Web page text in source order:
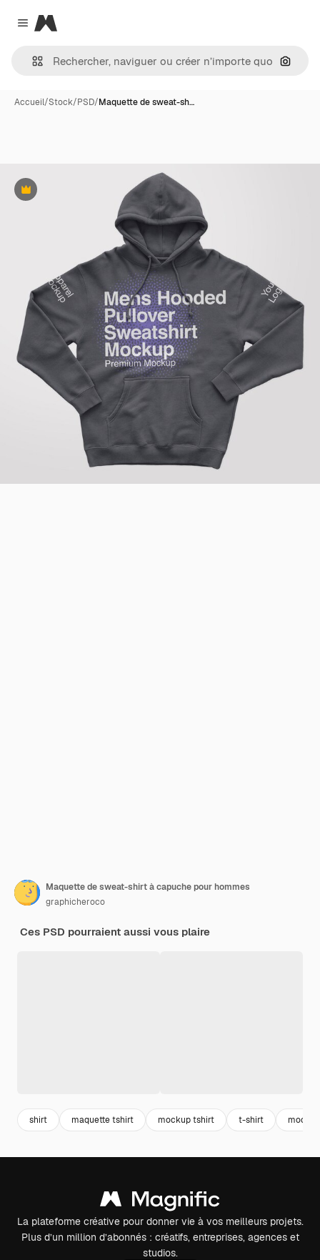
Close menu
Magnific
Accueil/Stock/PSD/Maquette de sweat-sh…
Premium
Maquette de sweat-shirt à capuche pour hommes
graphicheroco
Ces PSD pourraient aussi vous plaire
shirt maquette tshirt mockup tshirt t-shirt
La plateforme créative pour donner vie à vos meilleurs projets.
Plus d’un million d’abonnés : créatifs, entreprises, agences et
studios.